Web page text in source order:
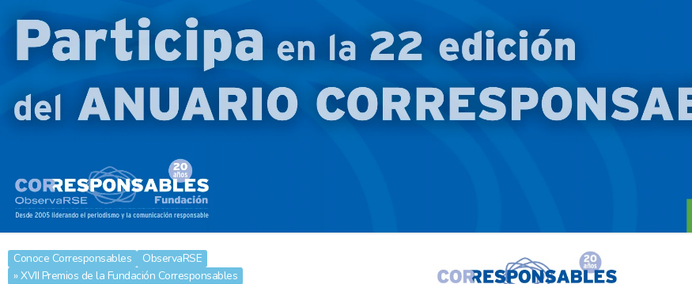
Conoce Corresponsables
ObservaRSE
» XVII Premios de la Fundación Corresponsables